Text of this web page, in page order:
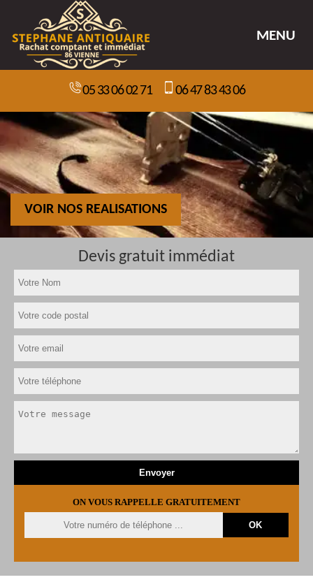
MENU
05 33 06 02 71 06 47 83 43 06
VOIR NOS REALISATIONS
Devis gratuit immédiat
ON VOUS RAPPELLE GRATUITEMENT